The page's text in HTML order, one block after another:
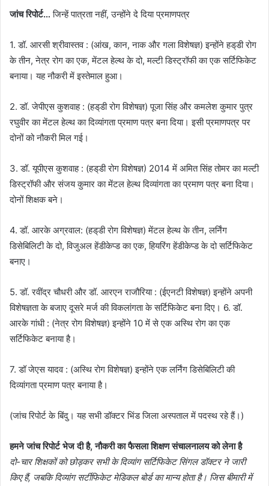
जांच रिपोर्ट… जिन्हें पात्रता नहीं, उन्होंने दे दिया प्रमाणपत्र
1. डॉ. आरसी श्रीवास्तव : (आंख, कान, नाक और गला विशेषज्ञ) इन्होंने हड्‌डी रोग
के तीन, नेत्र रोग का एक, मेंटल हेल्थ के दो, मल्टी डिस्ट्रॉफी का एक सर्टिफिकेट
बनाया। यह नौकरी में इस्तेमाल हुआ।
2. डॉ. जेपीएस कुशवाह : (हड्‌डी रोग विशेषज्ञ) पूजा सिंह और कमलेश कुमार पुत्र
रघुवीर का मेंटल हेल्थ का दिव्यांगता प्रमाण पत्र बना दिया। इसी प्रमाणपत्र पर
दोनों को नौकरी मिल गई।
3. डॉ. यूपीएस कुशवाह : (हड्‌डी रोग विशेषज्ञ) 2014 में अमित सिंह तोमर का मल्टी
डिस्ट्रॉफी और संजय कुमार का मेंटल हेल्थ दिव्यांगता का प्रमाण पत्र बना दिया।
दोनों शिक्षक बने।
4. डॉ. आरके अग्रवाल: (हड्‌डी रोग विशेषज्ञ) मेंटल हेल्थ के तीन, लर्निंग
डिसेबिलिटी के दो, विजुअल हेंडीकेप्ड का एक, हियरिंग हेंडीकेप्ड के दो सर्टिफिकेट
बनाए।
5. डॉ. रवींद्र चौधरी और डॉ. आरएन राजौरिया : (ईएनटी विशेषज्ञ) इन्होंने अपनी
विशेषज्ञता के बजाए दूसरे मर्ज की विकलांगता के सर्टिफिकेट बना दिए। 6. डॉ.
आरके गांधी : (नेत्र रोग विशेषज्ञ) इन्होंने 10 में से एक अस्थि रोग का एक
सर्टिफिकेट बनाया है।
7. डॉ जेएस यादव : (अस्थि रोग विशेषज्ञ) इन्होंने एक लर्निंग डिसेबिलिटी की
दिव्यांगता प्रमाण पत्र बनाया है।
(जांच रिपोर्ट के बिंदु। यह सभी डॉक्टर भिंड जिला अस्पताल में पदस्थ रहे हैं।)
हमने जांच रिपोर्ट भेज दी है, नौकरी का फैसला शिक्षण संचालनालय को लेना है
दो-चार शिक्षकों को छोड़कर सभी के दिव्यांग सर्टिफिकेट सिंगल डॉक्टर ने जारी
किए हैं, जबकि दिव्यांग सर्टीफिकेट मेडिकल बोर्ड का मान्य होता है। जिस बीमारी में